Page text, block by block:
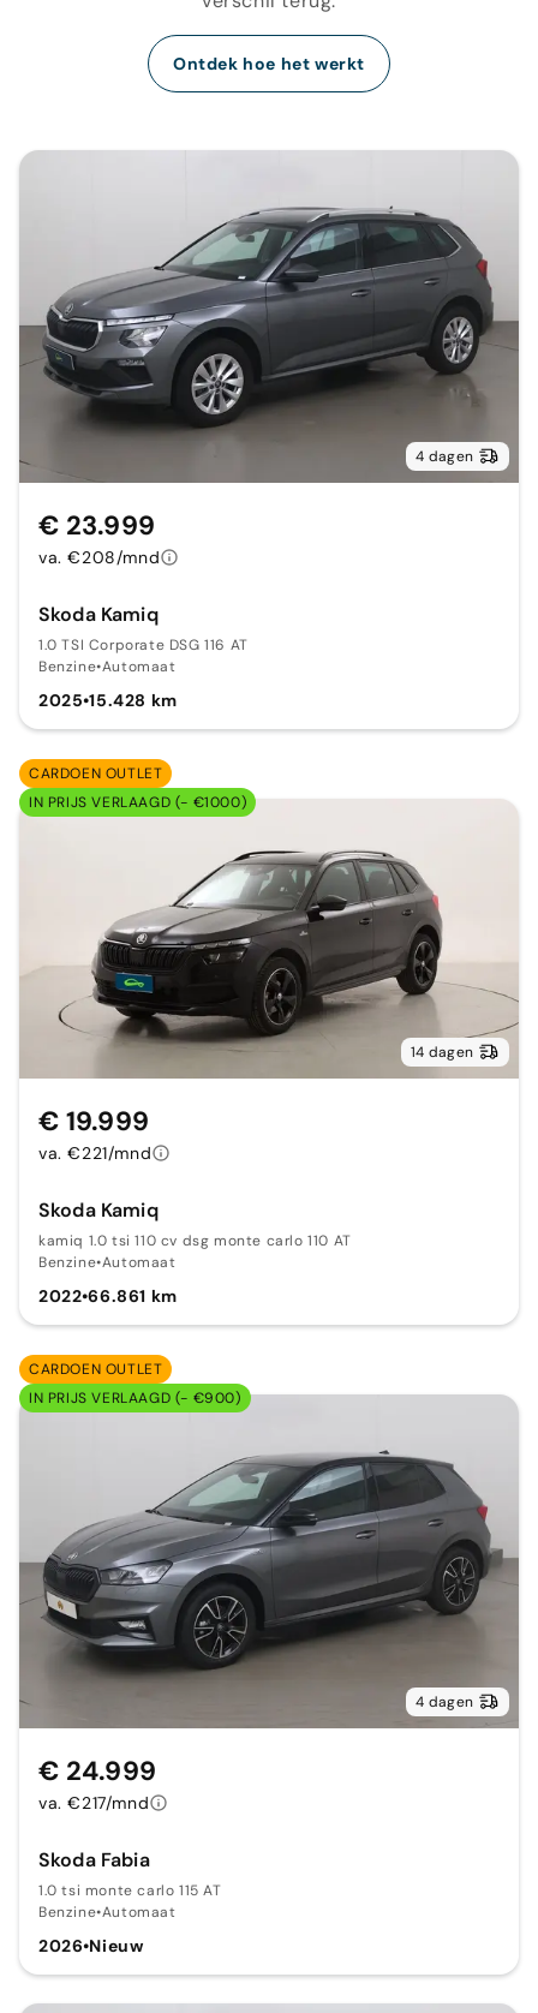
Ontdek hoe het werkt
4 dagen
Skoda Kamiq
1.0 TSI Corporate DSG 116 AT
Benzine•Automaat
2025•15.428 km
€ 23.999
va. €208/mnd
CARDOEN OUTLET
IN PRIJS VERLAAGD (- €1000)
14 dagen
Skoda Kamiq
kamiq 1.0 tsi 110 cv dsg monte carlo 110 AT
Benzine•Automaat
2022•66.861 km
€ 19.999
va. €221/mnd
CARDOEN OUTLET
IN PRIJS VERLAAGD (- €900)
4 dagen
Skoda Fabia
1.0 tsi monte carlo 115 AT
Benzine•Automaat
2026•Nieuw
€ 24.999
va. €217/mnd